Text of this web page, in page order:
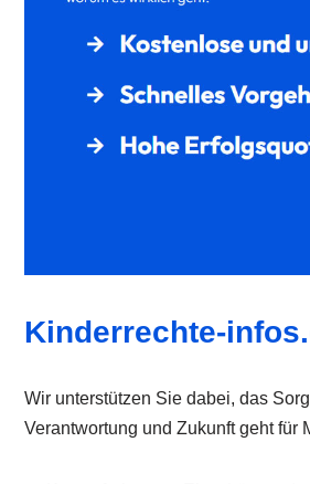
Kinderrechte-
Wir unterstützen Sie dabei, das
Verantwortung und Zukunft geht für